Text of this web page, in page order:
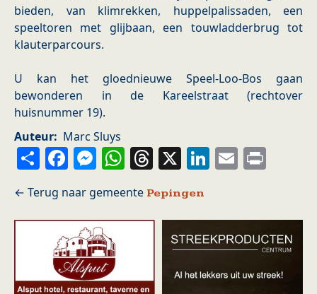
bieden, van klimrekken, huppelpalissaden, een
speeltoren met glijbaan, een touwladderbrug tot
klauterparcours.
U kan het gloednieuwe Speel-Loo-Bos gaan
bewonderen in de Kareelstraat (rechtover
huisnummer 19).
Auteur
Marc Sluys
ShareFacebook
Messenger
WhatsApp
Threads
X LinkedIn
Email
Pepingen